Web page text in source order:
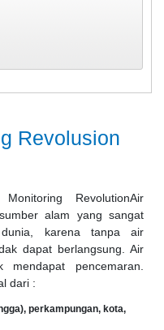
Revolusion
RevolutionAir
alam yang sangat
karena tanpa air
dapat berlangsung. Air
mendapat pencemaran.
dari :
perkampungan, kota,